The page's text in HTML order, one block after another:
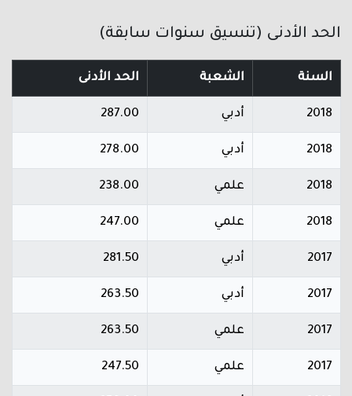
الحد الأدنى (تنسيق سنوات سابقة)
السنة الشعبة الحد الأدنى
2018 أدبي 287.00
2018 أدبي 278.00
2018 علمي 238.00
2018 علمي 247.00
2017 أدبي 281.50
2017 أدبي 263.50
2017 علمي 263.50
2017 علمي 247.50